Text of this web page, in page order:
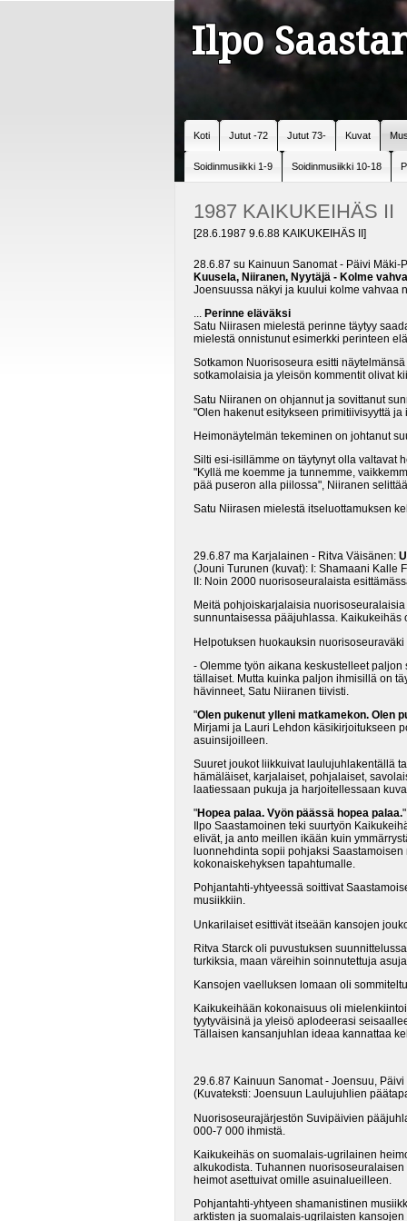
Ilpo
Koti Jutut -72 Jutut 73- Kuvat
Soidinmusiikki 1-9 Soidinmusiikki 10-18
1987 KAIKUKEIHÄS II
[28.6.1987 9.6.88 KAIKUKEIHÄS II]
28.6.87 su Kainuun Sanomat - Päivi Mäki-
Kuusela, Niiranen, Nyytäjä - Kolme
Joensuussa näkyi ja kuului kolme vahvaa
... Perinne eläväksi
Satu Niirasen mielestä perinne täytyy
mielestä onnistunut esimerkki perinteen
Sotkamon Nuorisoseura esitti
sotkamolaisia ja yleisön kommentit olivat
Satu Niiranen on ohjannut ja sovittanut
"Olen hakenut esitykseen primitiivisyyttä
Heimonäytelmän tekeminen on johtanut
Silti esi-isillämme on täytynyt olla valtavat
"Kyllä me koemme ja tunnemme,
pää puseron alla piilossa", Niiranen
Satu Niirasen mielestä itseluottamuksen
29.6.87 ma Karjalainen - Ritva Väisänen:
(Jouni Turunen (kuvat): I: Shamaani Kalle
II: Noin 2000 nuorisoseuralaista
Meitä pohjoiskarjalaisia
sunnuntaisessa pääjuhlassa.
Helpotuksen huokauksin
- Olemme työn aikana keskustelleet
tällaiset. Mutta kuinka paljon ihmisillä on
hävinneet, Satu Niiranen tiivisti.
"Olen pukenut ylleni matkamekon. Olen
Mirjami ja Lauri Lehdon käsikirjoitukseen
asuinsijoilleen.
Suuret joukot liikkuivat laulujuhlakentällä
hämäläiset, karjalaiset, pohjalaiset,
laatiessaan pukuja ja harjoitellessaan
"Hopea palaa. Vyön päässä hopea palaa."
Ilpo Saastamoinen teki suurtyön
elivät, ja anto meillen ikään kuin
luonnehdinta sopii pohjaksi
kokonaiskehyksen tapahtumalle.
Pohjantahti-yhtyeessä soittivat
musiikkiin.
Unkarilaiset esittivät itseään kansojen
Ritva Starck oli puvustuksen
turkiksia, maan väreihin soinnutettuja
Kansojen vaelluksen lomaan oli
Kaikukeihään kokonaisuus oli
tyytyväisinä ja yleisö aplodeerasi
Tällaisen kansanjuhlan ideaa kannattaa
29.6.87 Kainuun Sanomat - Joensuu,
(Kuvateksti: Joensuun Laulujuhlien
Nuorisoseurajärjestön Suvipäivien
000-7 000 ihmistä.
Kaikukeihäs on suomalais-ugrilainen
alkukodista. Tuhannen
heimot asettuivat omille asuinalueilleen.
Pohjantahti-yhtyeen shamanistinen
arktisten ja suomalais-ugrilaisten